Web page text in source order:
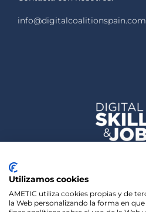
info@digitalcoalitionspain.com
Utilizamos cookies
AMETIC utiliza cookies propias y de
la Web personalizando la forma en